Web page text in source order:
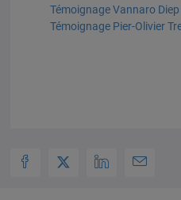
Témoignage Vannaro Diep
Témoignage Pier-Olivier